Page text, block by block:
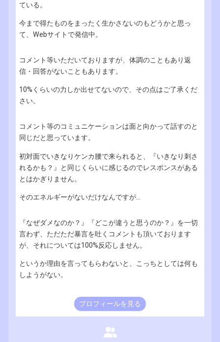
ている。
今まで得たものをまったく生かさないのもどうかと思っ
て、Webサイトで発信中。
コメント等いただいておりますが、体調のこともあり返
信・回答がないこともあります。
10%くらいの力しか出せてないので、その点はご了承くだ
さい。
コメント等のコミュニケーションは面と向かって話すのと
同じだと思っています。
初対面でいきなりケンカ腰で来られると、『いきなり刺さ
れるかも？』と同じくらいに感じるのでレスポンスがある
とはかぎりません。
そのエネルギーがないだけなんですが...
『なぜダメなのか？』『どこが違うと思うのか？』を一切
言わず、ただただ暴言を吐くコメントも頂いております
が、それについては100%反応しません。
というか理由を言ってもらわないと、こっちとしては何も
しようがない。
プロフィールを見る